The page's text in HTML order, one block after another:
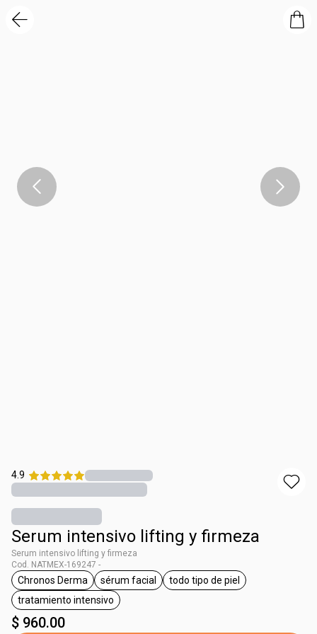
4.9
Serum intensivo lifting y firmeza
Serum intensivo lifting y firmeza
Cod. NATMEX-169247 -
etiqueta Chronos Derma
Chronos Derma
etiqueta sérum facial
sérum facial
etiqueta todo tipo de piel
todo tipo de piel
etiqueta tratamiento intensivo
tratamiento intensivo
$ 960.00